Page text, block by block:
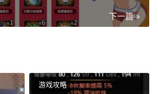
下一篇 »
游戏攻略